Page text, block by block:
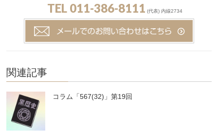
TEL 011-386-8111 (代表) 内線2734
関連記事
コラム「567(32)」第19回